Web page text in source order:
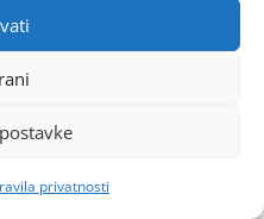
privatnosti
La
solo